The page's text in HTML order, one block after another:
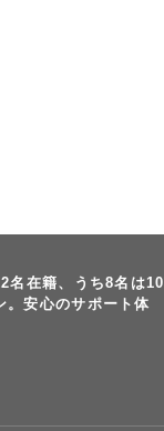
名在籍、うち8名は10
。安心のサポート体